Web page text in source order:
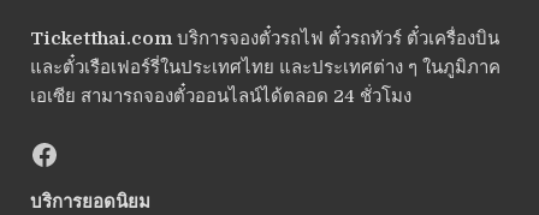
Ticketthai.comบริการจองตั๋วรถไฟ ตั๋วรถทัวร์ ตั๋วเครื่องบิน
และตั๋วเรือเฟอร์รี่ในประเทศไทย และประเทศต่าง ๆ ในภูมิภาค
เอเซีย สามารถจองตั๋วออนไลน์ได้ตลอด 24 ชั่วโมง
บริการยอดนิยม